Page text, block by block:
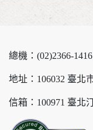
總機：(02)2366-
地址：106032 臺北
信箱：100971 臺北